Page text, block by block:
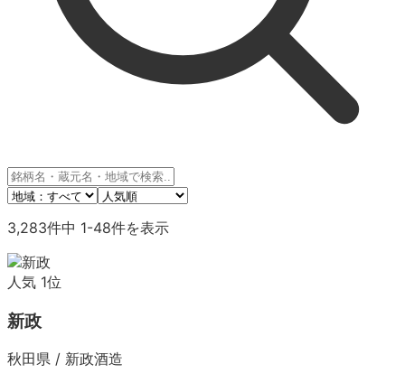
3,283件中 1-48件を表示
人気 1位
新政
秋田県 / 新政酒造